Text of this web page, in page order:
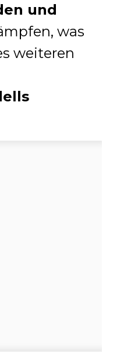
und
was
weiteren